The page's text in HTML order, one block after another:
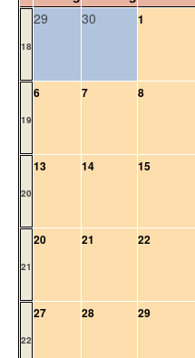
18
29 30 1
19
6 7 8
20
13 14 15
21
20 21 22
22
27 28 29